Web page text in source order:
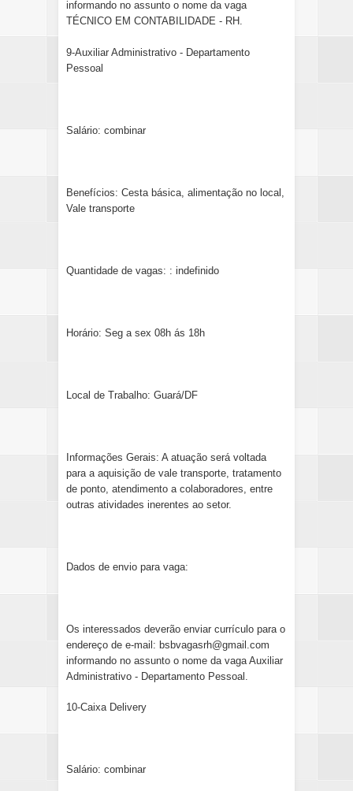
informando no assunto o nome da vaga
TÉCNICO EM CONTABILIDADE - RH.
9-Auxiliar Administrativo - Departamento
Pessoal
Salário: combinar
Benefícios: Cesta básica, alimentação no local,
Vale transporte
Quantidade de vagas: : indefinido
Horário: Seg a sex 08h ás 18h
Local de Trabalho: Guará/DF
Informações Gerais: A atuação será voltada
para a aquisição de vale transporte, tratamento
de ponto, atendimento a colaboradores, entre
outras atividades inerentes ao setor.
Dados de envio para vaga:
Os interessados deverão enviar currículo para o
endereço de e-mail: bsbvagasrh@gmail.com
informando no assunto o nome da vaga Auxiliar
Administrativo - Departamento Pessoal.
10-Caixa Delivery
Salário: combinar